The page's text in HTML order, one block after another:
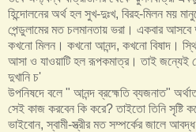
হিন্দোলনের অর্থ হল সুখ-দুঃখ, বিরহ-মিলন ময়
পেন্ডুলামের মত চলমানতায় ভরা। একবার
কখনো মিলন। কখনো আনন্দ, কখনো বিষাদ।
আসা ও যাওয়াটি হল রূপকমাত্র। তাই জন্যেই
দুখানি চ'
উপনিষদে বলে " আনন্দ ব্রহ্মেতি ব্যজনাত"
সেই কাজ করবেন কি করে? তাইতো তিনি সৃষ্টি
ভাইবোন, স্বামী-স্ত্রীর মত সম্পর্কের জালে